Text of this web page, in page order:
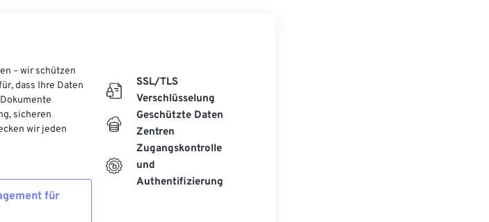
– wir schützen
dass Ihre Daten
sicheren
wir jeden
für
SSL/TLS
Verschlüsselung
Geschützte Daten
Zentren
Zugangskontrolle
und
Authentifizierung